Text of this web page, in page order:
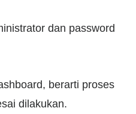
dan password
berarti proses
dilakukan.